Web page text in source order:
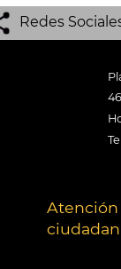
Redes
Atención